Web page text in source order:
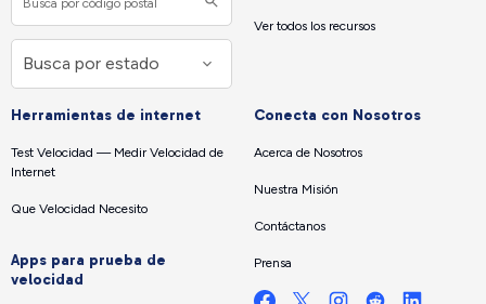
Ver todos los recursos
Herramientas de internet
Test Velocidad — Medir Velocidad de
Internet
Que Velocidad Necesito
Apps para prueba de
velocidad
Conecta con Nosotros
Acerca de Nosotros
Nuestra Misión
Contáctanos
Prensa